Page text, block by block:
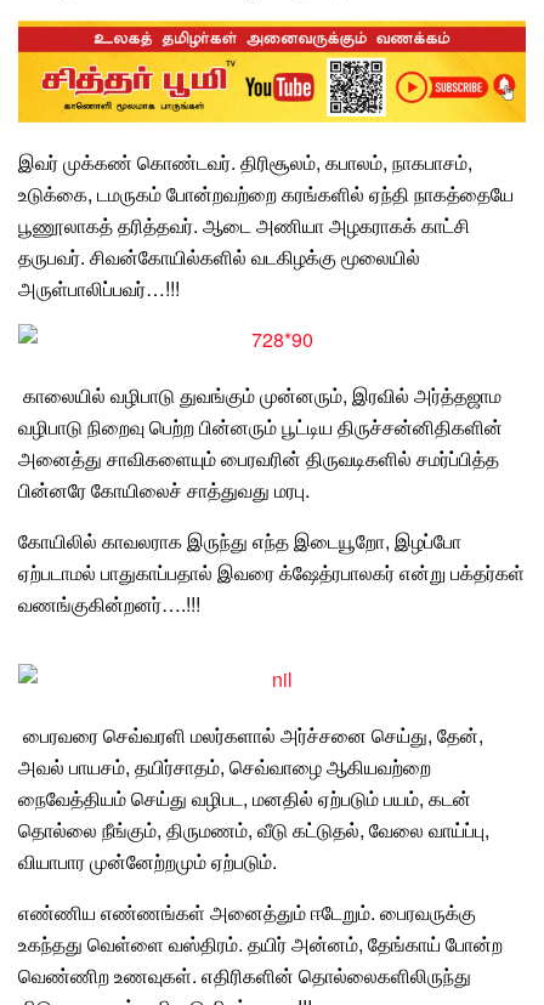
இவர் முக்கண் கொண்டவர். திரிசூலம், கபாலம், நாகபாசம்,
உடுக்கை, டமருகம் போன்றவற்றை கரங்களில் ஏந்தி நாகத்தையே
பூணூலாகத் தரித்தவர். ஆடை அணியா அழகராகக் காட்சி
தருபவர். சிவன்கோயில்களில் வடகிழக்கு மூலையில்
அருள்பாலிப்பவர்…!!!
காலையில் வழிபாடு துவங்கும்முன்னரும், இரவில் அர்த்தஜாம
வழிபாடு நிறைவு பெற்ற பின்னரும் பூட்டிய திருச்சன்னிதிகளின்
அனைத்து சாவிகளையும் பைரவரின் திருவடிகளில் சமர்ப்பித்த
பின்னரே கோயிலைச் சாத்துவது மரபு.
கோயிலில் காவலராக இருந்து எந்த இடையூறோ, இழப்போ
ஏற்படாமல் பாதுகாப்பதால் இவரை க்ஷேத்ரபாலகர் என்று பக்தர்கள்
வணங்குகின்றனர்….!!!
பைரவரை செவ்வரளி மலர்களால் அர்ச்சனை செய்து, தேன்,
அவல் பாயசம், தயிர்சாதம், செவ்வாழை ஆகியவற்றை
நைவேத்தியம் செய்து வழிபட, மனதில் ஏற்படும் பயம், கடன்
தொல்லை நீங்கும், திருமணம், வீடு கட்டுதல், வேலை வாய்ப்பு,
வியாபாரமுன்னேற்றமும் ஏற்படும்.
எண்ணிய எண்ணங்கள் அனைத்தும் ஈடேறும். பைரவருக்கு
உகந்தது வெள்ளை வஸ்திரம். தயிர் அன்னம், தேங்காய் போன்ற
வெண்ணிற உணவுகள். எதிரிகளின் தொல்லைகளிலிருந்து